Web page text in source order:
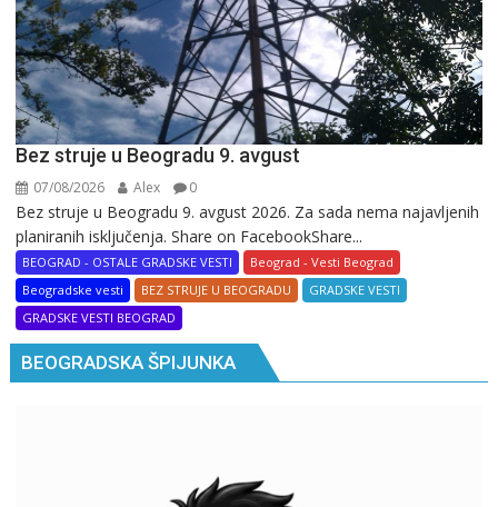
Bez struje u Beogradu 9. avgust
07/08/2026 Alex 0
Bez struje u Beogradu 9. avgust 2026. Za sada nema najavljenih
planiranih isključenja. Share on FacebookShare...
BEOGRAD - OSTALE GRADSKE VESTI
Beograd - Vesti Beograd
Beogradske vesti
BEZ STRUJE U BEOGRADU
GRADSKE VESTI
GRADSKE VESTI BEOGRAD
BEOGRADSKA ŠPIJUNKA